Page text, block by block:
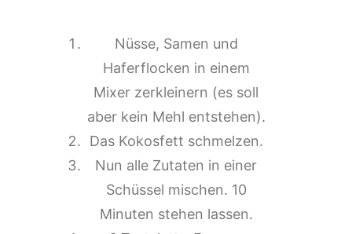
Nüsse, Samen und
Haferflocken in einem
Mixer zerkleinern (es soll
aber kein Mehl entstehen).
Das Kokosfett schmelzen.
Nun alle Zutaten in einer
Schüssel mischen. 10
Minuten stehen lassen.